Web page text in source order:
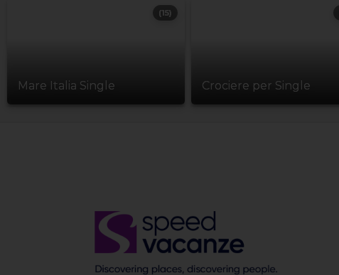
Mare Italia Single
(15)
Crociere per Single